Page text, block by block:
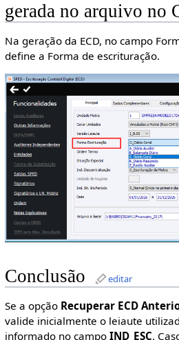
gerada no arquivo no
Na geração da ECD, no campo
define a Forma de escrituração.
Conclusão editar
Se a opção Recuperar ECD
valide inicialmente o leiaute
informado no campo IND_ESC.